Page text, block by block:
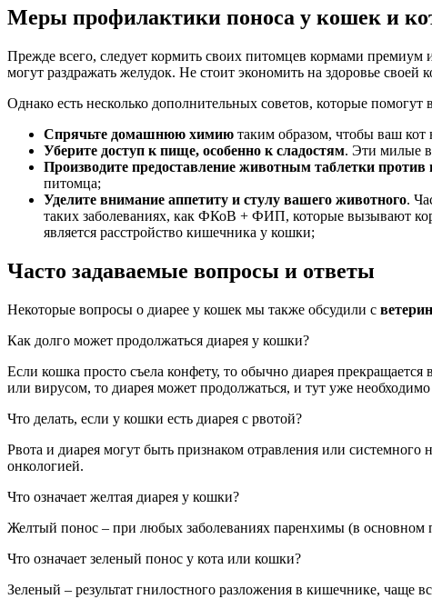
Меры профилактики поноса у кошек и
Прежде всего, следует кормить своих питомцев кормами
могут раздражать желудок. Не стоит экономить на здоровье своей
Однако есть несколько дополнительных советов, которые
Спрячьте домашнюю химию таким образом, чтобы ваш кот
Уберите доступ к пище, особенно к сладостям. Эти милые
Производите предоставление животным таблетки против
питомца;
Уделите внимание аппетиту и стулу вашего животного.
таких заболеваниях, как ФКоВ + ФИП, которые вызывают
является расстройство кишечника у кошки;
Часто задаваемые вопросы и ответы
Некоторые вопросы о диарее у кошек мы также обсудили с
Как долго может продолжаться диарея у кошки?
Если кошка просто съела конфету, то обычно диарея
или вирусом, то диарея может продолжаться, и тут уже необходимо
Что делать, если у кошки есть диарея с рвотой?
Рвота и диарея могут быть признаком отравления или
онкологией.
Что означает желтая диарея у кошки?
Желтый понос – при любых заболеваниях паренхимы (в основном
Что означает зеленый понос у кота или кошки?
Зеленый – результат гнилостного разложения в кишечнике, чаще